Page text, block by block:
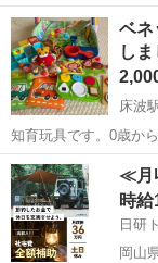
ジャンクとしています
ん ピアノ、足、左側
でした。
山口 周南市
ベ
しま
床波
知育玩具です。0歳か
山口 宇部市 床
≪月
時給
日研
岡山